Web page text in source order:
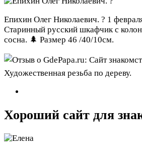
Епихин Олег Николаевич. ? 1
Старинный русский шкафчик с
сосна. 🌲 Размер 46 /40/10см.
Хороший сайт для